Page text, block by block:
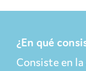
¿En qué
Consiste en